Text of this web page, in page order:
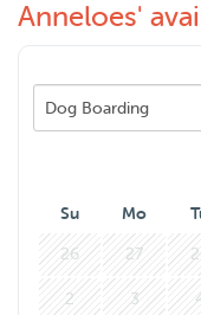
hond het gewend is,
Er werkt altijd
We kunnen niet
verwelkomen!
Anneloes'
Su Mo
26 27
2 3